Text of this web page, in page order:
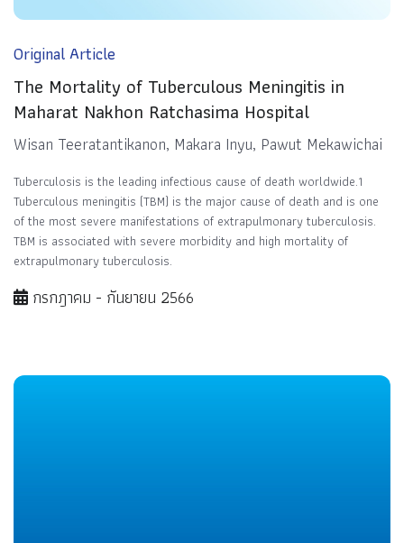
Original Article
The Mortality of Tuberculous Meningitis in
Maharat Nakhon Ratchasima Hospital
Wisan Teeratantikanon, Makara Inyu, Pawut Mekawichai
Tuberculosis is the leading infectious cause of death worldwide.1
Tuberculous meningitis (TBM) is the major cause of death and is one
of the most severe manifestations of extrapulmonary tuberculosis.
TBM is associated with severe morbidity and high mortality of
extrapulmonary tuberculosis.
กรกฎาคม - กันยายน 2566